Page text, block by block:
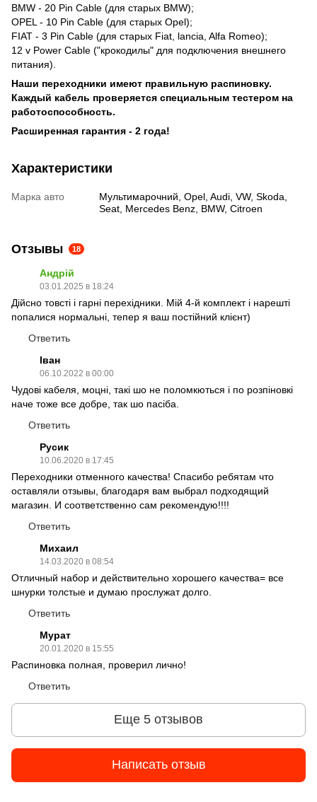
BMW - 20 Pin Cable (для старых BMW);
OPEL - 10 Pin Cable (для старых Opel);
FIAT - 3 Pin Cable (для старых Fiat, lancia, Alfa Romeo);
12 v Power Cable ("крокодилы" для подключения внешнего
питания).
Наши переходники имеют правильную распиновку.
Каждый кабель проверяется специальным тестером на
работоспособность.
Расширенная гарантия - 2 года!
Характеристики
Марка авто
Мультимарочний, Opel, Audi, VW, Skoda,
Seat, Mercedes Benz, BMW, Citroen
Отзывы 18
Андрій
03.01.2025 в 18:24
Дійсно товсті і гарні перехідники. Мій 4-й комплект і нарешті
попалися нормальні, тепер я ваш постійний клієнт)
Ответить
Іван
06.10.2022 в 00:00
Чудові кабеля, моцні, такі шо не поломкються і по розпіновкі
наче тоже все добре, так шо пасіба.
Ответить
Русик
10.06.2020 в 17:45
Переходники отменного качества! Спасибо ребятам что
оставляли отзывы, благодаря вам выбрал подходящий
магазин. И соответственно сам рекомендую!!!!
Ответить
Михаил
14.03.2020 в 08:54
Отличный набор и действительно хорошего качества= все
шнурки толстые и думаю прослужат долго.
Ответить
Мурат
20.01.2020 в 15:55
Распиновка полная, проверил лично!
Ответить
Еще 5 отзывов
Написать отзыв